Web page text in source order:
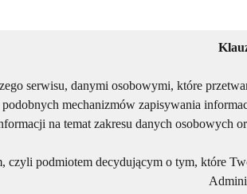
serwisu, danymi osobowymi, które
mechanizmów zapisywania
na temat zakresu danych osobowych
czyli podmiotem decydującym o tym, które